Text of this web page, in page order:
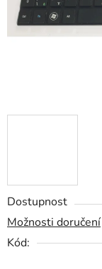
Dostupnost
Možnosti doručení
Kód: